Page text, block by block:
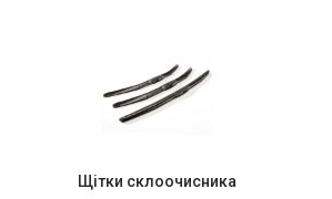
Щітки склоочисника